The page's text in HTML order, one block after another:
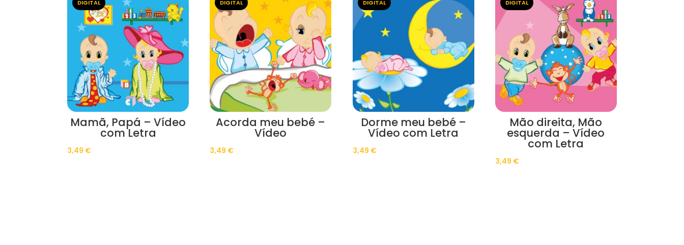
DIGITAL
Mamã, Papá – Vídeo
com Letra
3,49 €
DIGITAL
Acorda meu bebé –
Vídeo
3,49 €
DIGITAL
Dorme meu bebé –
Vídeo com Letra
3,49 €
DIGITAL
Mão direita, Mão
esquerda – Vídeo
com Letra
3,49 €